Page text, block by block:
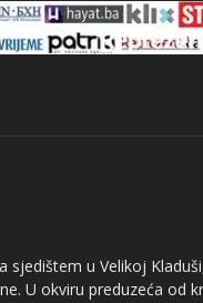
sjedištem u Velikoj
U okviru preduzeća od